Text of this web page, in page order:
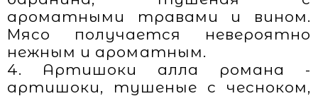
ароматными травами и вином.
Мясо получается невероятно
нежным и ароматным.
4. Артишоки алла романа -
артишоки, тушеные с чесноком,